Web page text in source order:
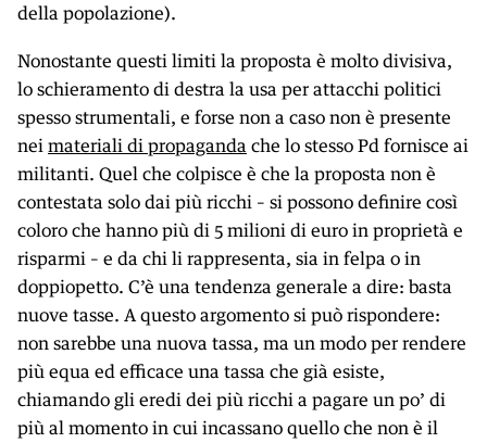
della popolazione).
Nonostante questi limiti la proposta è molto divisiva,
lo schieramento di destra la usa per attacchi politici
spesso strumentali, e forse non a caso non è presente
nei materiali di propaganda che lo stesso Pd fornisce ai
militanti. Quel che colpisce è che la proposta non è
contestata solo dai più ricchi – si possono definire così
coloro che hanno più di 5 milioni di euro in proprietà e
risparmi – e da chi li rappresenta, sia in felpa o in
doppiopetto. C’è una tendenza generale a dire: basta
nuove tasse. A questo argomento si può rispondere:
non sarebbe una nuova tassa, ma un modo per rendere
più equa ed efficace una tassa che già esiste,
chiamando gli eredi dei più ricchi a pagare un po’ di
più al momento in cui incassano quello che non è il